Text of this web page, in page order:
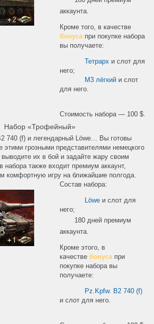
аккаунта.
Кроме того, в качестве
бонусапри покупке набора
вы получаете:
Тетрарх и слот для
него;
M3 лёгкий и слот
для него.
Стоимость набора — 100 $.
Набор «Трофейный»
740 (f) и легендарный Löwe… Вы готовы
этими грозными представителями немецкого
выводите их в бой и задайте жару своим
набора также входит премиум аккаунт,
комфортную игру на ближайшие полгода.
Состав набора:
Löwe и слот для
него;
180 дней премиум
аккаунта.
Кроме этого, в
качествебонусапри
покупке набора вы
получаете:
Pz.Kpfw. B2 740 (f)
и слот для него.